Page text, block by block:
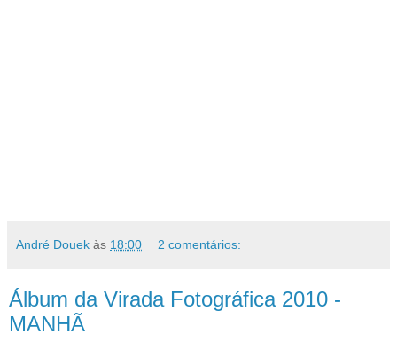
André Douek às 18:00 2 comentários:
Álbum da Virada Fotográfica 2010 -
MANHÃ